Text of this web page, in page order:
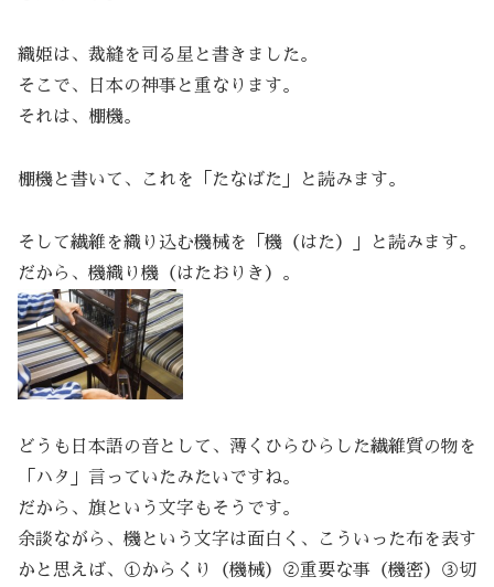
織姫は、裁縫を司る星と書きました。
そこで、日本の神事と重なります。
それは、棚機。
棚機と書いて、これを「たなばた」と読みます。
そして繊維を織り込む機械を「機（はた）」と読みます。
だから、機織り機（はたおりき）。
どうも日本語の音として、薄くひらひらした繊維質の物を
「ハタ」言っていたみたいですね。
だから、旗という文字もそうです。
余談ながら、機という文字は面白く、こういった布を表す
かと思えば、①からくり（機械）②重要な事（機密）③切